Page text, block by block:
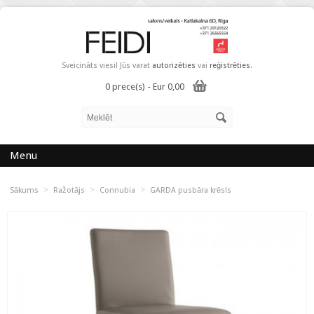
Sveicināts viesi! Jūs varat autorizēties vai reģistrēties.
0 prece(s) - Eur 0,00
Menu
Sākums > Ražotājs > Connubia > GARDA pusbāra krēsls